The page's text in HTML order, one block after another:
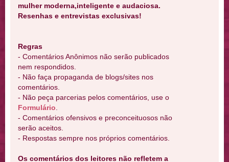
mulher moderna,inteligente e audaciosa.
Resenhas e entrevistas exclusivas!
Regras
- Comentários Anônimos não serão publicados
nem respondidos.
- Não faça propaganda de blogs/sites nos
comentários.
- Não peça parcerias pelos comentários, use o
Formulário
- Comentários ofensivos e preconceituosos não
serão aceitos.
- Respostas sempre nos próprios comentários.
Os comentários dos leitores não refletem a